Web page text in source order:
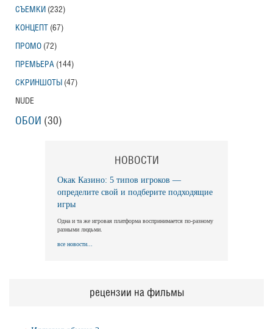
СЪЕМКИ (232)
КОНЦЕПТ (67)
ПРОМО (72)
ПРЕМЬЕРА (144)
СКРИНШОТЫ (47)
NUDE
ОБОИ (30)
НОВОСТИ
Окак Казино: 5 типов игроков —
определите свой и подберите подходящие
игры
Одна и та же игровая платформа воспринимается по-разному
разными людьми.
все новости...
рецензии на фильмы